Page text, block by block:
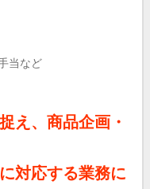
当など
え、商品企画・
対応する業務に